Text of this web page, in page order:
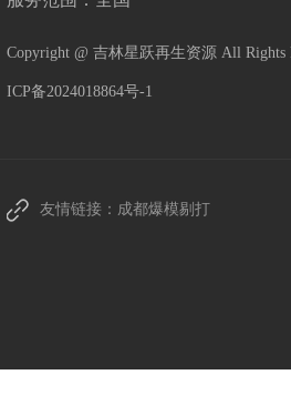
Copyright @ 吉林星跃再生资源 All Rights
ICP备2024018864号-1
友情链接： 成都爆模剔打